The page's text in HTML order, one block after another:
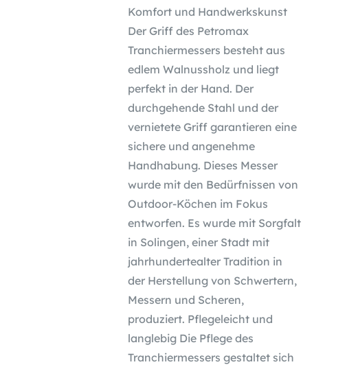
Komfort und Handwerkskunst
Der Griff des Petromax
Tranchiermessers besteht aus
edlem Walnussholz und liegt
perfekt in der Hand. Der
durchgehende Stahl und der
vernietete Griff garantieren eine
sichere und angenehme
Handhabung. Dieses Messer
wurde mit den Bedürfnissen von
Outdoor-Köchen im Fokus
entworfen. Es wurde mit Sorgfalt
in Solingen, einer Stadt mit
jahrhundertealter Tradition in
der Herstellung von Schwertern,
Messern und Scheren,
produziert. Pflegeleicht und
langlebig Die Pflege des
Tranchiermessers gestaltet sich